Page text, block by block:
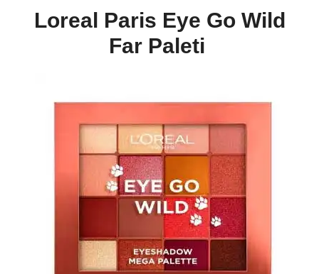
Loreal Paris Eye Go Wild
Far Paleti